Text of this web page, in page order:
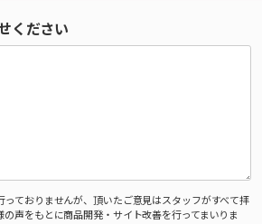
ください
っておりませんが、頂いたご意見はスタッフがすべて拝
の声をもとに商品開発・サイト改善を行ってまいりま